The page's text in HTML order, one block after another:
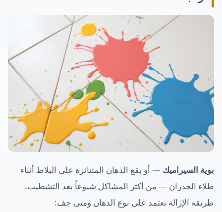
بوية السيراميك — أو بقع الدهان المتناثرة على البلاط أثناء
طلاء الجدران — من أكثر المشاكل شيوعاً بعد التشطيب.
طريقة الإزالة تعتمد على نوع الدهان ومتى جف: